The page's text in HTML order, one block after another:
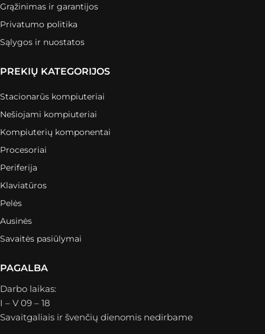
Grąžinimas ir garantijos
Privatumo politika
Sąlygos ir nuostatos
PREKIŲ KATEGORIJOS
Stacionarūs kompiuteriai
Nešiojami kompiuteriai
Kompiuterių komponentai
Procesoriai
Periferija
Klaviatūros
Pelės
Ausinės
Savaitės pasiūlymai
PAGALBA
Darbo laikas:
I – V 09 – 18
Savaitgaliais ir švenčių dienomis nedirbame